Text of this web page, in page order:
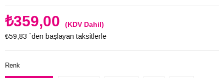
₺359,00
(KDV Dahil)
₺59,83 `den başlayan taksitlerle
Renk